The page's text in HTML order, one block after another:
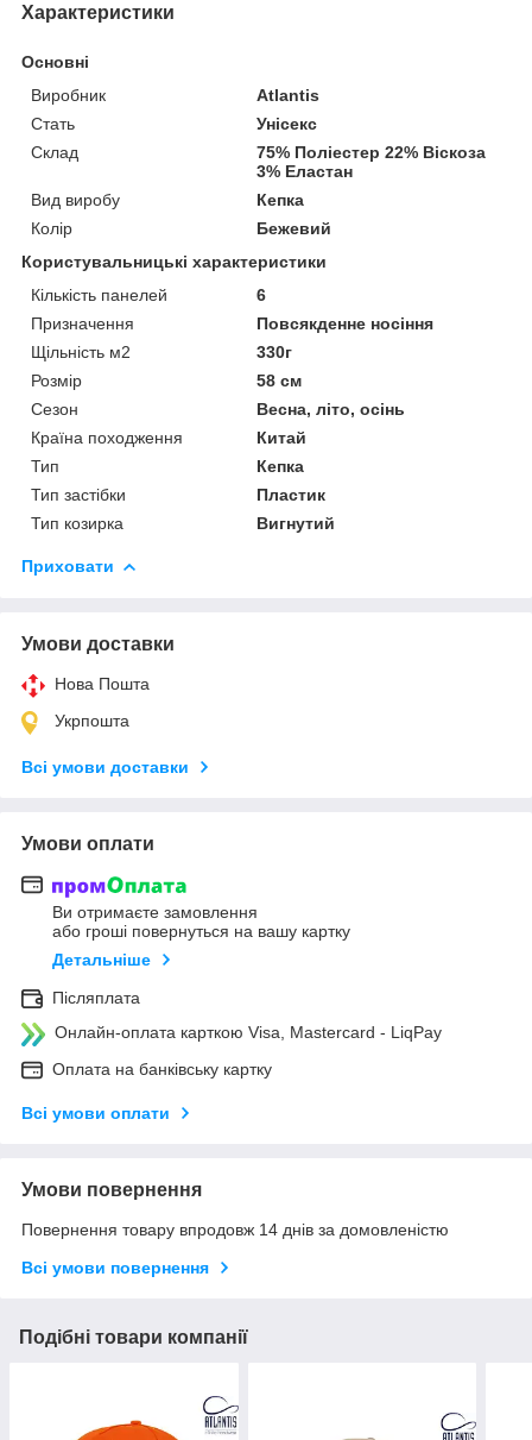
Характеристики
Основні
Виробник
Atlantis
Стать
Унісекс
Склад
75% Поліестер 22% Віскоза
3% Еластан
Вид виробу
Кепка
Колір
Бежевий
Користувальницькі характеристики
Кількість панелей
6
Призначення
Повсякденне носіння
Щільність м2
330г
Розмір
58 см
Сезон
Весна, літо, осінь
Країна походження
Китай
Тип
Кепка
Тип застібки
Пластик
Тип козирка
Вигнутий
Приховати
Умови доставки
Нова Пошта
Укрпошта
Всі умови доставки
Умови оплати
Ви отримаєте замовлення
або гроші повернуться на вашу картку
Детальніше
Післяплата
Онлайн-оплата карткою Visa, Mastercard - LiqPay
Оплата на банківську картку
Всі умови оплати
Умови повернення
Повернення товару впродовж 14 днів за домовленістю
Всі умови повернення
Подібні товари компанії